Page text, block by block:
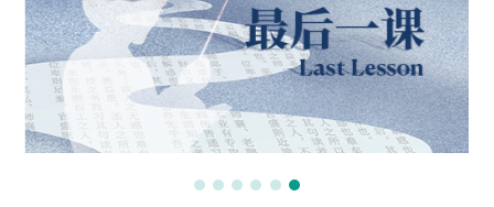
果公告
07-24 / 2026
政府采购项目（XHTC-HW-2026-0487）中标结
果公告